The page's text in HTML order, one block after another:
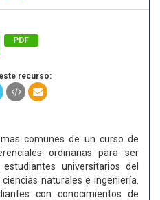
PDF
recurso:
comunes de un curso de
ordinarias para ser
universitarios del
naturales e ingeniería.
con conocimientos de